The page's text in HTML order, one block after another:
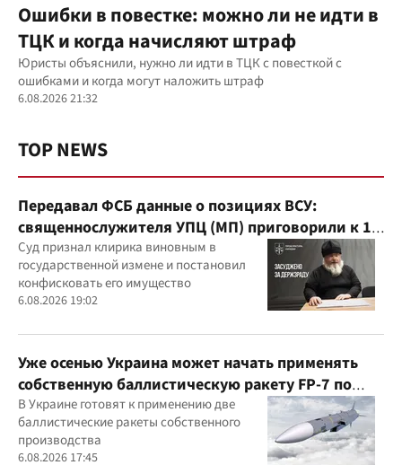
Ошибки в повестке: можно ли не идти в
ТЦК и когда начисляют штраф
Юристы объяснили, нужно ли идти в ТЦК с повесткой с
ошибками и когда могут наложить штраф
6.08.2026 21:32
TOP NEWS
Передавал ФСБ данные о позициях ВСУ:
священнослужителя УПЦ (МП) приговорили к 15
годам
Суд признал клирика виновным в
государственной измене и постановил
конфисковать его имущество
6.08.2026 19:02
Уже осенью Украина может начать применять
собственную баллистическую ракету FP-7 по
вражеским целям
В Украине готовят к применению две
баллистические ракеты собственного
производства
6.08.2026 17:45